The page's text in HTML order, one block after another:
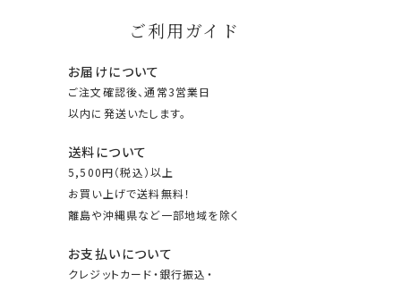
ご利用ガイド
お届けについて
ご注文確認後、通常3営業日
以内に発送いたします。
送料について
5,500円（税込）以上
お買い上げで送料無料！
離島や沖縄県など一部地域を除く
お支払いについて
クレジットカード・銀行振込・